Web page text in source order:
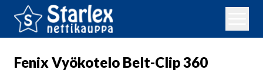
Fenix Vyökotelo Belt-Clip 360